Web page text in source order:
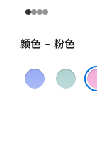
颜色 - 粉色
群
深